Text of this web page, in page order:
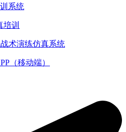
系统
培训
术演练仿真系统
（移动端）